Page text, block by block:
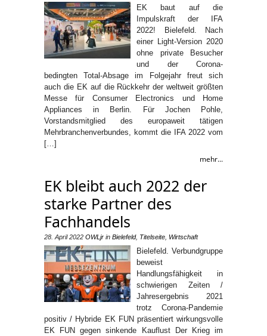
EK baut auf die
Impulskraft der IFA
2022! Bielefeld. Nach
einer Light-Version 2020
ohne private Besucher
und der Corona-
bedingten Total-Absage im Folgejahr freut sich
auch die EK auf die Rückkehr der weltweit größten
Messe für Consumer Electronics und Home
Appliances in Berlin. Für Jochen Pohle,
Vorstandsmitglied des europaweit tätigen
Mehrbranchenverbundes, kommt die IFA 2022 vom
[…]
mehr...
EK bleibt auch 2022 der
starke Partner des
Fachhandels
28. April 2022 OWLjr in Bielefeld, Titelseite Wirtschaft
Bielefeld. Verbundgruppe
beweist
Handlungsfähigkeit in
schwierigen Zeiten /
Jahresergebnis 2021
trotz Corona-Pandemie
positiv / Hybride EK FUN präsentiert wirkungsvolle
EK FUN gegen sinkende Kauflust Der Krieg im